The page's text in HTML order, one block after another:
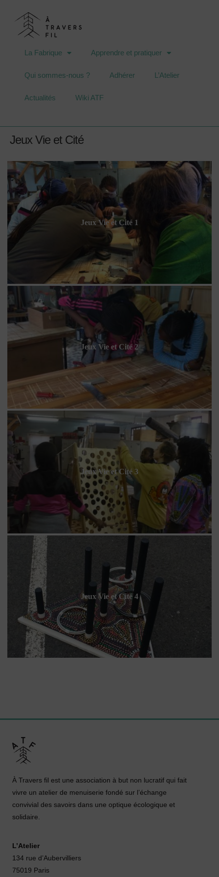
La Fabrique Apprendre et pratiquer
Qui sommes-nous ? Adhérer L’Atelier
Actualités Wiki ATF
Jeux Vie et Cité
Jeux Vie et Cité 1
Jeux Vie et Cité 2
Jeux Vie et Cité 3
Jeux Vie et Cité 4
À Travers fil est une association à but non lucratif qui fait
vivre un atelier de menuiserie fondé sur l’échange
convivial des savoirs dans une optique écologique et
solidaire.
L’Atelier
134 rue d’Aubervilliers
75019 Paris